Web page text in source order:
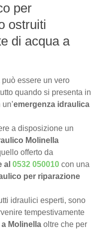
per
ostruiti
di acqua a
può essere un vero
quando si presenta in
emergenza idraulica
a disposizione un
Molinella
offerto da
al0532 050010 con una
per riparazione
idraulici esperti, sono
tempestivamente
a Molinellaoltre che per